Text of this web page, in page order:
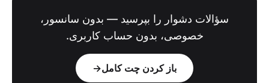
سؤالات دشوار را بپرسید — بدون سانسور،
خصوصی، بدون حساب کاربری.
باز کردن چت کامل →